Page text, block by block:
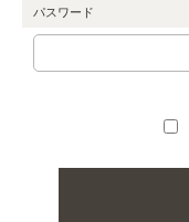
パスワード